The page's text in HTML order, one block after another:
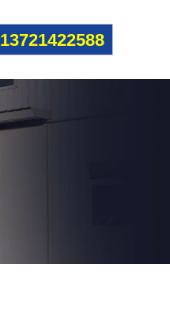
13721422588